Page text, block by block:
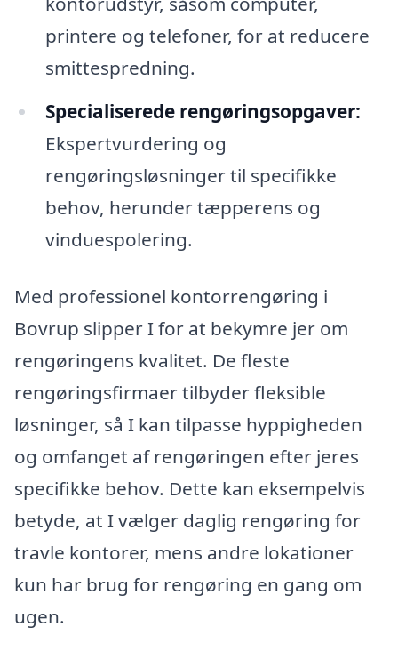
printere og telefoner, for at reducere
smittespredning.
Specialiserede rengøringsopgaver:
Ekspertvurdering og
rengøringsløsninger til specifikke
behov, herunder tæpperens og
vinduespolering.
Med professionel kontorrengøring i
Bovrup slipper I for at bekymre jer om
rengøringens kvalitet. De fleste
rengøringsfirmaer tilbyder fleksible
løsninger, så I kan tilpasse hyppigheden
og omfanget af rengøringen efter jeres
specifikke behov. Dette kan eksempelvis
betyde, at I vælger daglig rengøring for
travle kontorer, mens andre lokationer
kun har brug for rengøring en gang om
ugen.